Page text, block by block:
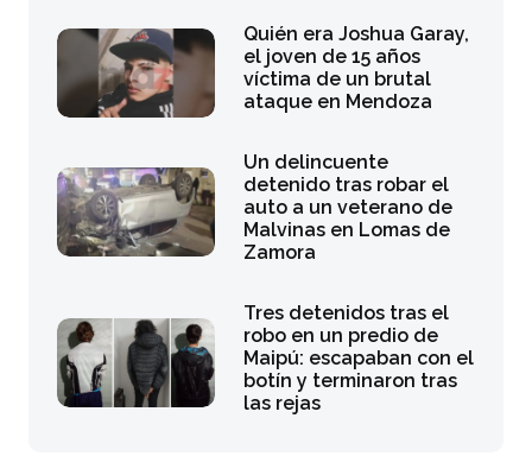
Quién era Joshua Garay,
el joven de 15 años
víctima de un brutal
ataque en Mendoza
Un delincuente
detenido tras robar el
auto a un veterano de
Malvinas en Lomas de
Zamora
Tres detenidos tras el
robo en un predio de
Maipú: escapaban con el
botín y terminaron tras
las rejas